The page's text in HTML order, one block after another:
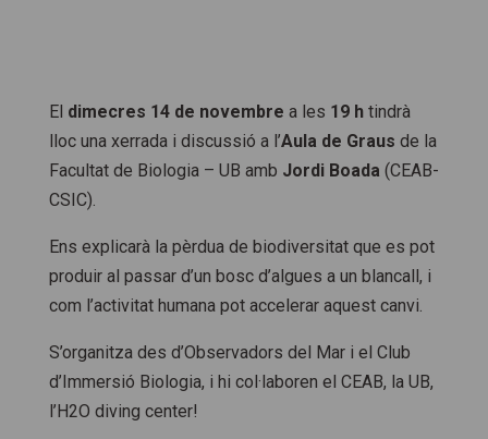
El dimecres 14 de novembre a les 19 htindrà
lloc una xerrada i discussió a l’Aula de Graus de la
Facultat de Biologia – UB amb Jordi Boada (CEAB-
CSIC).
Ens explicarà la pèrdua de biodiversitat que es pot
produir al passar d’un bosc d’algues a un blancall, i
com l’activitat humana pot accelerar aquest canvi.
S’organitza des d’Observadors del Mar i el Club
d’Immersió Biologia, i hi col·laboren el CEAB, la UB,
l’H2O diving center!